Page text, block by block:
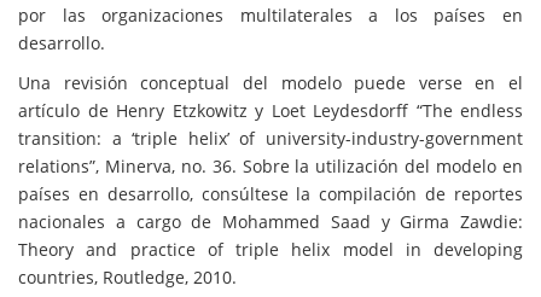
por las organizaciones multilaterales a los países en
desarrollo.
Una revisión conceptual del modelo puede verse en el
artículo de Henry Etzkowitz y Loet Leydesdorff “The endless
transition: a ‘triple helix’ of university-industry-government
relations”, Minerva, no. 36. Sobre la utilización del modelo en
países en desarrollo, consúltese la compilación de reportes
nacionales a cargo de Mohammed Saad y Girma Zawdie:
Theory and practice of triple helix model in developing
countries, Routledge, 2010.